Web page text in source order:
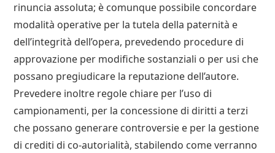
rinuncia assoluta; è comunque possibile concordare
modalità operative per la tutela della paternità e
dell’integrità dell’opera, prevedendo procedure di
approvazione per modifiche sostanziali o per usi che
possano pregiudicare la reputazione dell’autore.
Prevedere inoltre regole chiare per l’uso di
campionamenti, per la concessione di diritti a terzi
che possano generare controversie e per la gestione
di crediti di co-autorialità, stabilendo come verranno